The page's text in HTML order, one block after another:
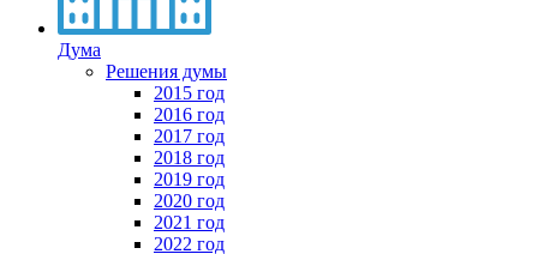
Дума
Решения думы
2015 год
2016 год
2017 год
2018 год
2019 год
2020 год
2021 год
2022 год